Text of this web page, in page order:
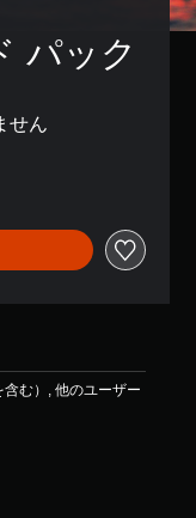
パック
せん
む）, 他のユーザー